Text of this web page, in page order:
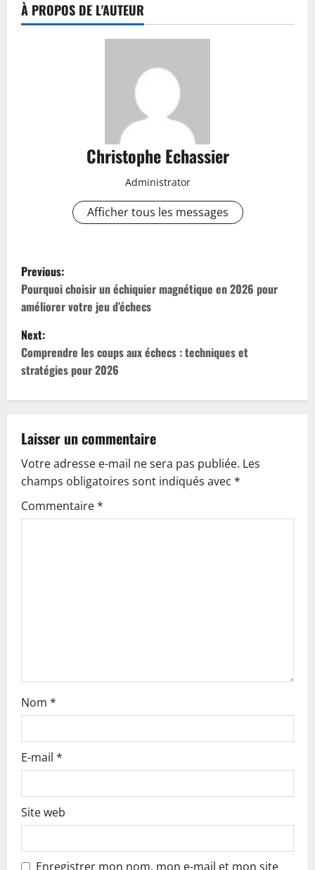
À PROPOS DE L'AUTEUR
Christophe Echassier
Administrator
Afficher tous les messages
P
o
s
t
n
v
i
g
Previous:
Pourquoi choisir un échiquier magnétique en 2026 pour
améliorer votre jeu d’échecs
Next:
Comprendre les coups aux échecs : techniques et
stratégies pour 2026
Laisser un commentaire
Votre adresse e-mail ne sera pas publiée. Les
champs obligatoires sont indiqués avec *
Commentaire*
Nom *
E-mail *
Site web
Enregistrer mon nom, mon e-mail et mon site